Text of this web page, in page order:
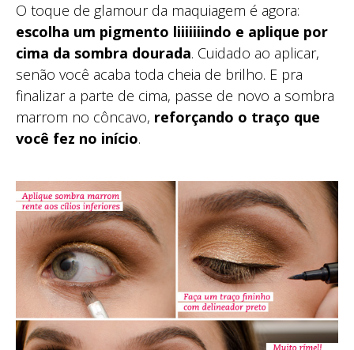
O toque de glamour da maquiagem é agora:
escolha um pigmento liiiiiiindo e aplique por
cima da sombra dourada. Cuidado ao aplicar,
senão você acaba toda cheia de brilho. E pra
finalizar a parte de cima, passe de novo a sombra
marrom no côncavo, reforçando o traço que
você fez no início.